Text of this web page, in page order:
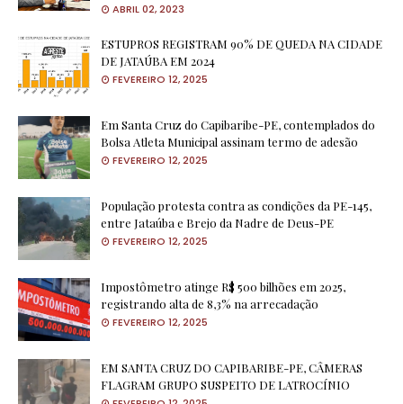
ABRIL 02, 2023
ESTUPROS REGISTRAM 90% DE QUEDA NA CIDADE
DE JATAÚBA EM 2024
FEVEREIRO 12, 2025
Em Santa Cruz do Capibaribe-PE, contemplados do
Bolsa Atleta Municipal assinam termo de adesão
FEVEREIRO 12, 2025
População protesta contra as condições da PE-145,
entre Jataúba e Brejo da Nadre de Deus-PE
FEVEREIRO 12, 2025
Impostômetro atinge R$ 500 bilhões em 2025,
registrando alta de 8,3% na arrecadação
FEVEREIRO 12, 2025
EM SANTA CRUZ DO CAPIBARIBE-PE, CÂMERAS
FLAGRAM GRUPO SUSPEITO DE LATROCÍNIO